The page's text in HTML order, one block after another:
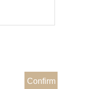
Confirm